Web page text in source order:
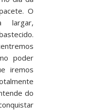
O
largar,
poder
iremos
do